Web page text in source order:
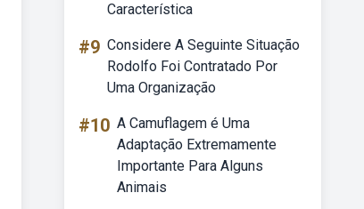
Característica
#9 Considere A Seguinte Situação
Rodolfo Foi Contratado Por
Uma Organização
#10 A Camuflagem é Uma
Adaptação Extremamente
Importante Para Alguns
Animais